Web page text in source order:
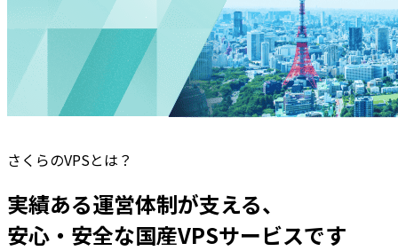
さくらのVPSとは？
実績ある運営体制が支える、
安心・安全な国産VPSサービスです